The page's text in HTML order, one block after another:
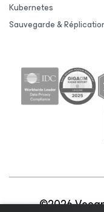
Kubernetes
Sauvegarde &
©2026